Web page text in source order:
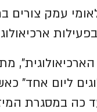
עמק צורים
ליום אחד"
כה במסגרת